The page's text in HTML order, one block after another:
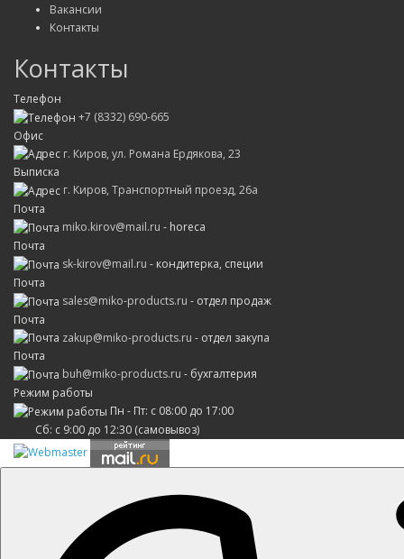
Вакансии
Контакты
Контакты
Телефон
+7 (8332) 690-665
Офис
г. Киров, ул. Романа Ердякова, 23
Выписка
г. Киров, Транспортный проезд, 26а
Почта
miko.kirov@mail.ru - horeca
Почта
sk-kirov@mail.ru - кондитерка, специи
Почта
sales@miko-products.ru - отдел продаж
Почта
zakup@miko-products.ru - отдел закупа
Почта
buh@miko-products.ru - бухгалтерия
Режим работы
Пн - Пт: с 08:00 до 17:00
Сб: с 9:00 до 12:30 (самовывоз)